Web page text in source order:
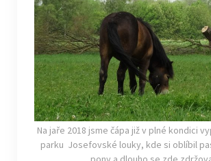
Na jaře 2018 jsme čápa již v plné kondici
parku Josefovské louky, kde si oblíbil